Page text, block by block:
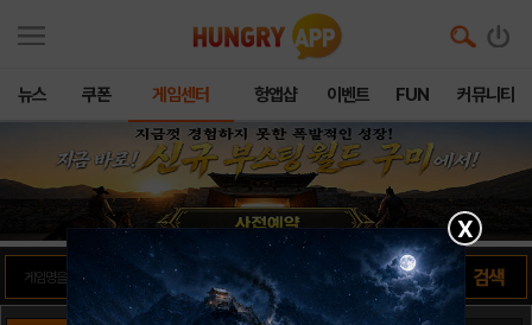
뉴스 쿠폰 게임센터 헝앱샵 이벤트 FUN 커뮤니티
X